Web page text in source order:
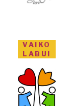
VAIKO
LABUI